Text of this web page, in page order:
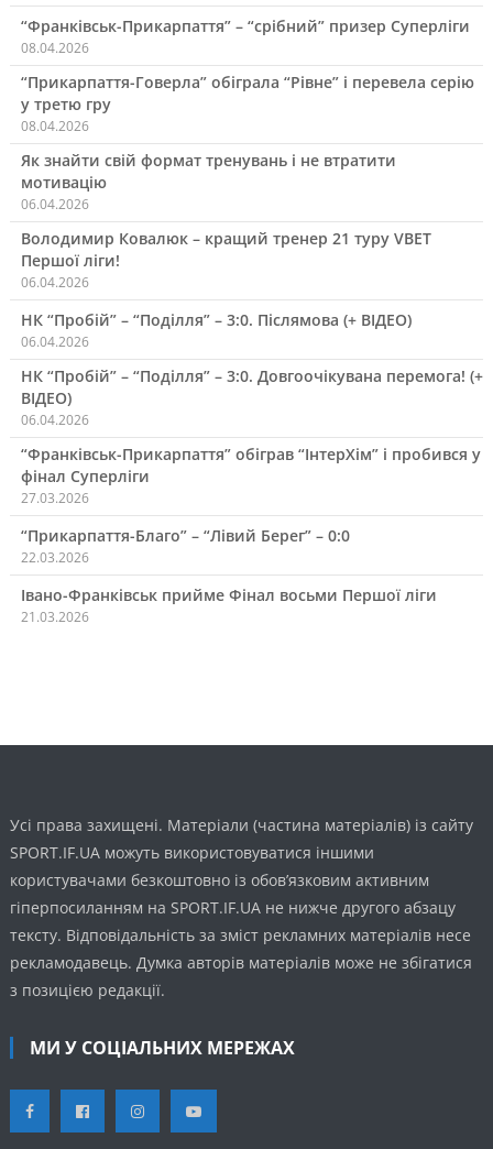
“Франківськ-Прикарпаття” – “срібний” призер Суперліги
08.04.2026
“Прикарпаття-Говерла” обіграла “Рівне” і перевела серію
у третю гру
08.04.2026
Як знайти свій формат тренувань і не втратити
мотивацію
06.04.2026
Володимир Ковалюк – кращий тренер 21 туру VBET
Першої ліги!
06.04.2026
НК “Пробій” – “Поділля” – 3:0. Післямова (+ ВІДЕО)
06.04.2026
НК “Пробій” – “Поділля” – 3:0. Довгоочікувана перемога! (+
ВІДЕО)
06.04.2026
“Франківськ-Прикарпаття” обіграв “ІнтерХім” і пробився у
фінал Суперліги
27.03.2026
“Прикарпаття-Благо” – “Лівий Берег” – 0:0
22.03.2026
Івано-Франківськ прийме Фінал восьми Першої ліги
21.03.2026
Усі права захищені. Матеріали (частина матеріалів) із сайту
SPORT.IF.UA можуть використовуватися іншими
користувачами безкоштовно із обов’язковим активним
гіперпосиланням на SPORT.IF.UA не нижче другого абзацу
тексту. Відповідальність за зміст рекламних матеріалів несе
рекламодавець. Думка авторів матеріалів може не збігатися
з позицією редакції.
МИ У СОЦІАЛЬНИХ МЕРЕЖАХ